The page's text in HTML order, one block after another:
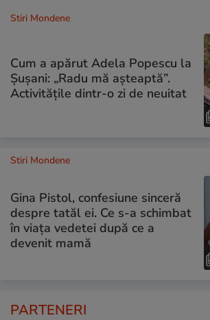
Stiri Mondene
Cum a apărut Adela Popescu la
Șușani: „Radu mă așteaptă”.
Activitățile dintr-o zi de neuitat
Stiri Mondene
Gina Pistol, confesiune sinceră
despre tatăl ei. Ce s-a schimbat
în viața vedetei după ce a
devenit mamă
PARTENERI